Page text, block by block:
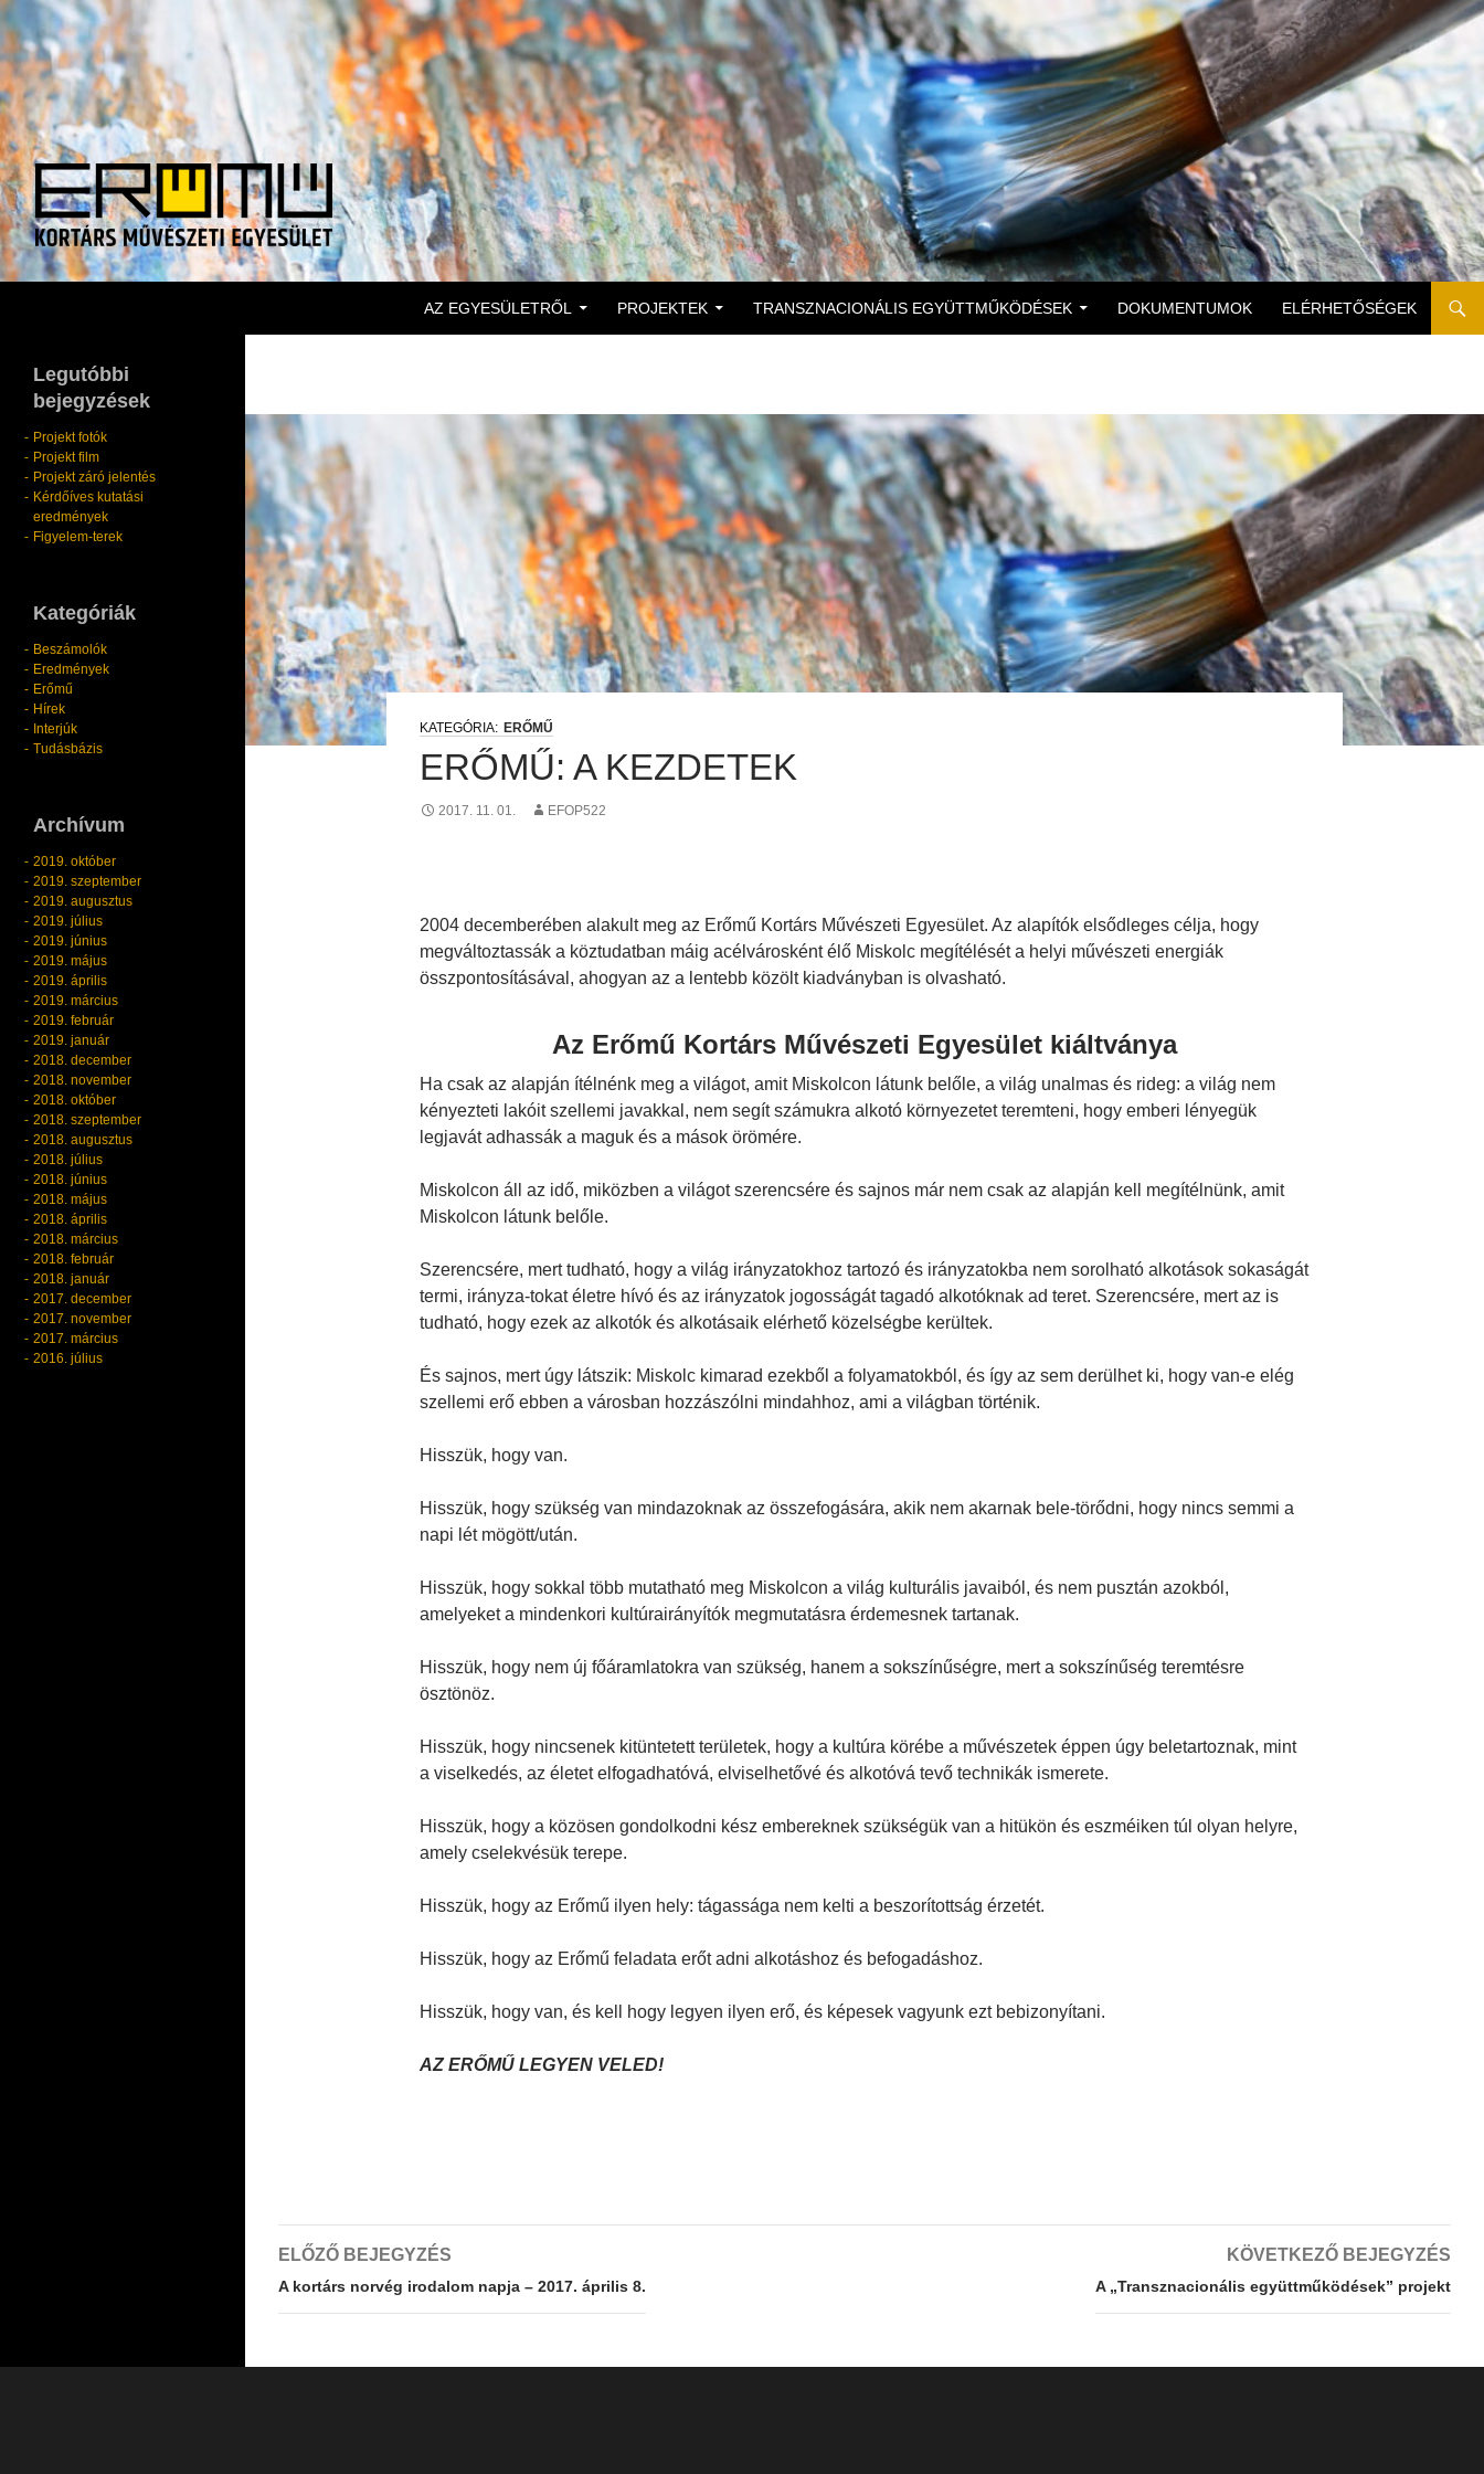
AZ EGYESÜLETRŐL
PROJEKTEK TRANSZNACIONÁLIS EGYÜTTMŰKÖDÉSEK DOKUMENTUMOK ELÉRHETŐSÉGEK
ERŐMŰ
ERŐMŰ: A KEZDETEK
2017. 11. 01. EFOP522
2004 decemberében alakult meg az Erőmű Kortárs Művészeti Egyesület. Az alapítók elsődleges célja, hogy
megváltoztassák a köztudatban máig acélvárosként élő Miskolc megítélését a helyi művészeti energiák
összpontosításával, ahogyan az a lentebb közölt kiadványban is olvasható.
Az Erőmű Kortárs Művészeti Egyesület kiáltványa
Ha csak az alapján ítélnénk meg a világot, amit Miskolcon látunk belőle, a világ unalmas és rideg: a világ nem
kényezteti lakóit szellemi javakkal, nem segít számukra alkotó környezetet teremteni, hogy emberi lényegük
legjavát adhassák a maguk és a mások örömére.
Miskolcon áll az idő, miközben a világot szerencsére és sajnos már nem csak az alapján kell megítélnünk, amit
Miskolcon látunk belőle.
Szerencsére, mert tudható, hogy a világ irányzatokhoz tartozó és irányzatokba nem sorolható alkotások sokaságát
termi, irányza-tokat életre hívó és az irányzatok jogosságát tagadó alkotóknak ad teret. Szerencsére, mert az is
tudható, hogy ezek az alkotók és alkotásaik elérhető közelségbe kerültek.
És sajnos, mert úgy látszik: Miskolc kimarad ezekből a folyamatokból, és így az sem derülhet ki, hogy van-e elég
szellemi erő ebben a városban hozzászólni mindahhoz, ami a világban történik.
Hisszük, hogy van.
Hisszük, hogy szükség van mindazoknak az összefogására, akik nem akarnak bele-törődni, hogy nincs semmi a
napi lét mögött/után.
Hisszük, hogy sokkal több mutatható meg Miskolcon a világ kulturális javaiból, és nem pusztán azokból,
amelyeket a mindenkori kultúrairányítók megmutatásra érdemesnek tartanak.
Hisszük, hogy nem új főáramlatokra van szükség, hanem a sokszínűségre, mert a sokszínűség teremtésre
ösztönöz.
Hisszük, hogy nincsenek kitüntetett területek, hogy a kultúra körébe a művészetek éppen úgy beletartoznak, mint
a viselkedés, az életet elfogadhatóvá, elviselhetővé és alkotóvá tevő technikák ismerete.
Hisszük, hogy a közösen gondolkodni kész embereknek szükségük van a hitükön és eszméiken túl olyan helyre,
amely cselekvésük terepe.
Hisszük, hogy az Erőmű ilyen hely: tágassága nem kelti a beszorítottság érzetét.
Hisszük, hogy az Erőmű feladata erőt adni alkotáshoz és befogadáshoz.
Hisszük, hogy van, és kell hogy legyen ilyen erő, és képesek vagyunk ezt bebizonyítani.
AZ ERŐMŰ LEGYEN VELED!
Bejegyzés
navigáció
ELŐZŐ BEJEGYZÉS
A kortárs norvég irodalom napja – 2017. április 8.
KÖVETKEZŐ BEJEGYZÉS
A „Transznacionális együttműködések” projekt
Legutóbbi
bejegyzések
Projekt fotók
Projekt film
Projekt záró jelentés
Kérdőíves kutatási
eredmények
Figyelem-terek
Kategóriák
Beszámolók
Eredmények
Erőmű
Hírek
Interjúk
Tudásbázis
Archívum
2019. október
2019. szeptember
2019. augusztus
2019. július
2019. június
2019. május
2019. április
2019. március
2019. február
2019. január
2018. december
2018. november
2018. október
2018. szeptember
2018. augusztus
2018. július
2018. június
2018. május
2018. április
2018. március
2018. február
2018. január
2017. december
2017. november
2017. március
2016. július